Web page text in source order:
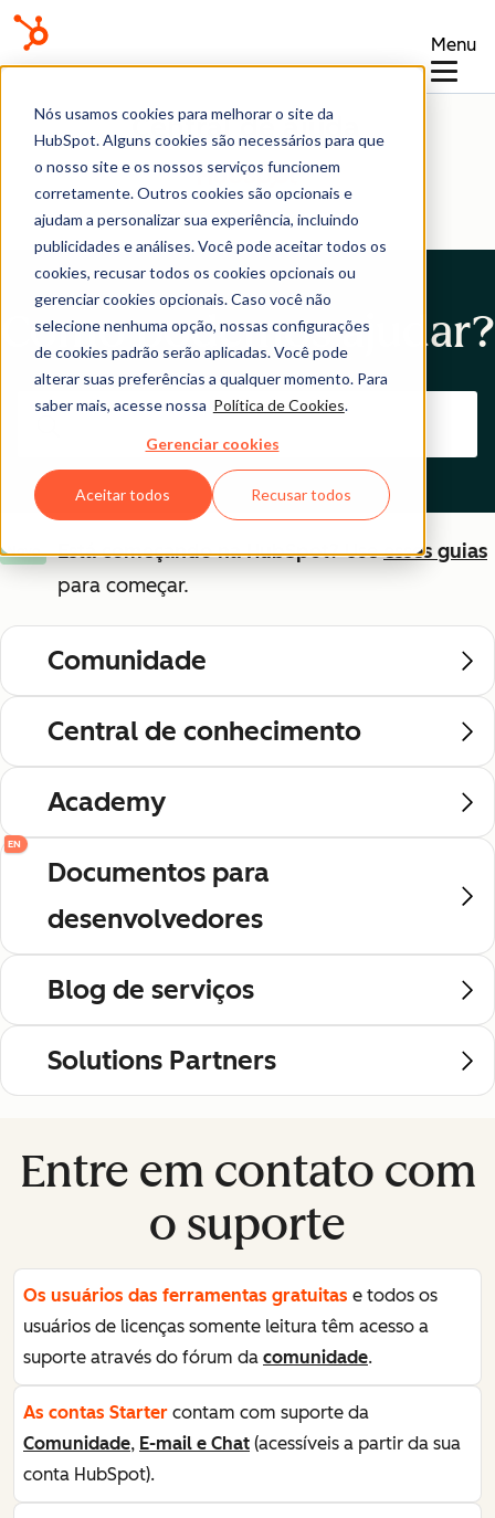
Nós usamos cookies para melhorar o site da
HubSpot. Alguns cookies são necessários para que
o nosso site e os nossos serviços funcionem
corretamente. Outros cookies são opcionais e
ajudam a personalizar sua experiência, incluindo
publicidades e análises. Você pode aceitar todos os
cookies, recusar todos os cookies opcionais ou
gerenciar cookies opcionais. Caso você não
selecione nenhuma opção, nossas configurações
de cookies padrão serão aplicadas. Você pode
alterar suas preferências a qualquer momento. Para
saber mais, acesse nossa Política de Cookies.
Gerenciar cookies
Aceitar todos Recusar todos
Menu
Central de ajuda
Como podemos ajudar?
Novo Está começando na HubSpot?Useesses guias
para começar.
Comunidade
Central de conhecimento
Academy
EN
Documentos para
desenvolvedores
Blog de serviços
Solutions Partners
Entre em contato com
o suporte
Os usuários das ferramentas gratuitas e todos os
usuários de licenças somente leitura têm acesso a
suporte através do fórum da comunidade.
As contas Starter contam com suporte da
Comunidade, E-mail e Chat (acessíveis a partir da sua
conta HubSpot).